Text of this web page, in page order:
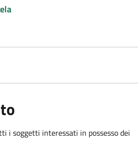
i soggetti interessati in possesso dei